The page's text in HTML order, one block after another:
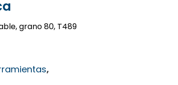
grano 80, T489
,